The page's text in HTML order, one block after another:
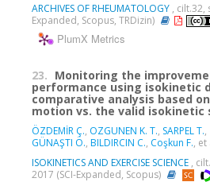
ARCHIVES OF RHEUMATOLOGY , cilt.32,
Expanded, Scopus, TRDizin)
PlumX Metrics
23. Monitoring the
performance using isokinetic
comparative analysis based
motion vs. the valid isokinetic
ÖZDEMİR Ç., OZGUNEN K. T., SARPEL T.,
GÜNAŞTI Ö., BILDIRCIN C., Coşkun F., et
ISOKINETICS AND EXERCISE SCIENCE ,
2017 (SCI-Expanded, Scopus)